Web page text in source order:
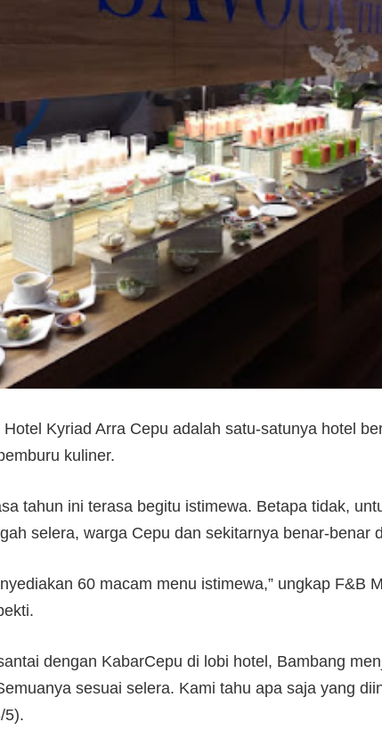
Hotel Kyriad Arra Cepu adalah satu-satunya hotel
kuliner.
tahun ini terasa begitu istimewa. Betapa tidak,
selera, warga Cepu dan sekitarnya benar-benar
60 macam menu istimewa,” ungkap F&B
dengan KabarCepu di lobi hotel, Bambang
sesuai selera. Kami tahu apa saja yang
5).